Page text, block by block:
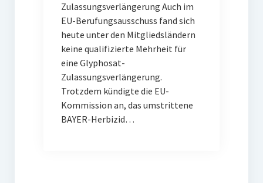
Zulassungsverlängerung Auch im
EU-Berufungsausschuss fand sich
heute unter den Mitgliedsländern
keine qualifizierte Mehrheit für
eine Glyphosat-
Zulassungsverlängerung.
Trotzdem kündigte die EU-
Kommission an, das umstrittene
BAYER-Herbizid…